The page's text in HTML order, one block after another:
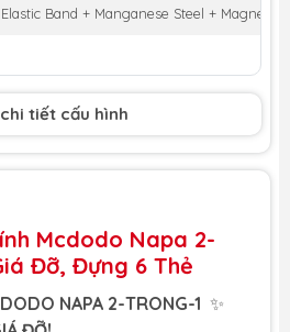
Band + Manganese Steel + Magnet
tiết cấu hình
Mcdodo Napa 2-
Đỡ, Đựng 6 Thẻ
NAPA 2-TRONG-1 ✨